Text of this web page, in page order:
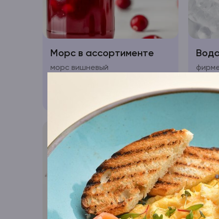
Морс в ассортименте
морс вишневый
В корзину 88₽